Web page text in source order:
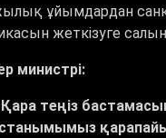
ұйымдардан
жеткізуге
министрі:
теңіз